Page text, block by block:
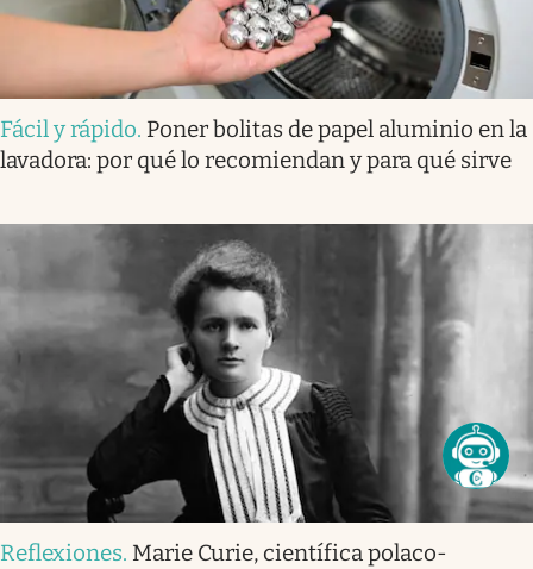
Fácil y rápido. Poner bolitas de papel aluminio en la
lavadora: por qué lo recomiendan y para qué sirve
Reflexiones. Marie Curie, científica polaco-